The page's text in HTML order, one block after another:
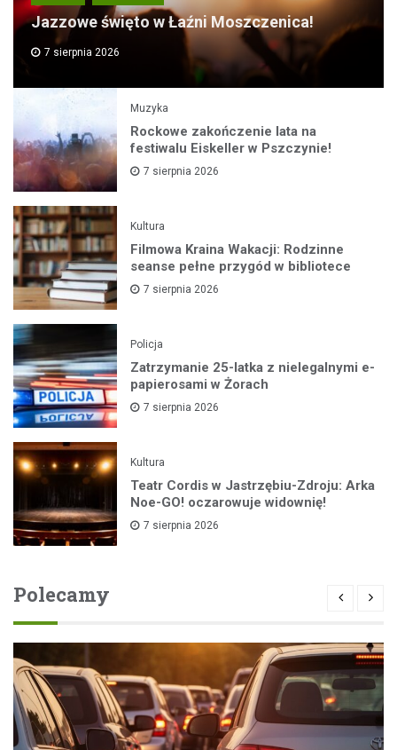
Jazzowe święto w Łaźni Moszczenica!
7 sierpnia 2026
Muzyka
Rockowe zakończenie lata na
festiwalu Eiskeller w Pszczynie!
7 sierpnia 2026
Kultura
Filmowa Kraina Wakacji: Rodzinne
seanse pełne przygód w bibliotece
7 sierpnia 2026
Policja
Zatrzymanie 25-latka z nielegalnymi e-
papierosami w Żorach
7 sierpnia 2026
Kultura
Teatr Cordis w Jastrzębiu-Zdroju: Arka
Noe-GO! oczarowuje widownię!
7 sierpnia 2026
Polecamy